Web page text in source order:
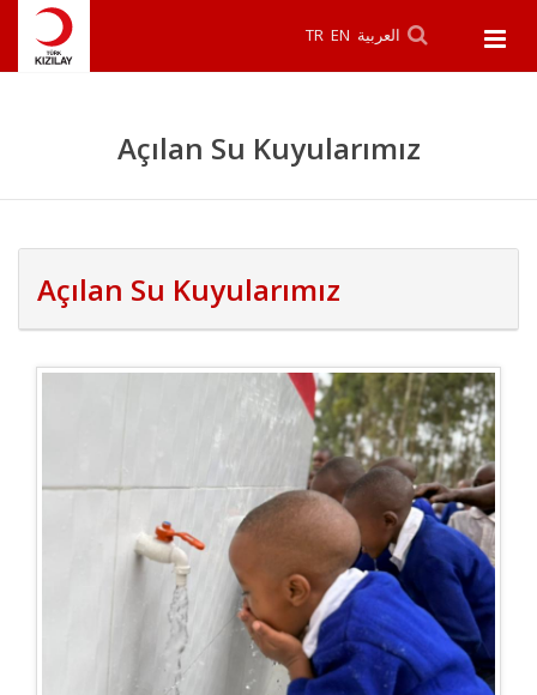
TR EN العربية
Açılan Su Kuyularımız
Açılan Su Kuyularımız